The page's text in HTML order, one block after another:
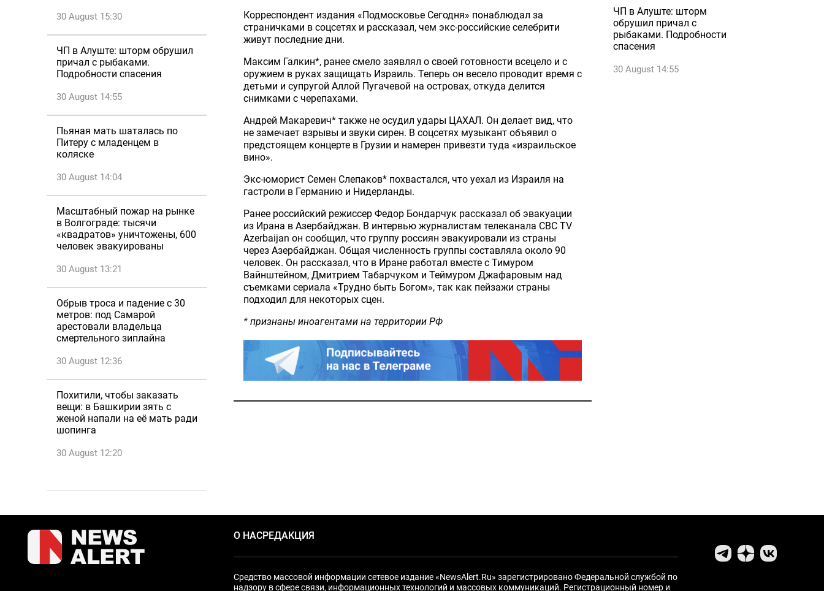
30 August 15:30
ЧП в Алуште: шторм обрушил
причал с рыбаками.
Подробности спасения
30 August 14:55
Пьяная мать шаталась по
Питеру с младенцем в
коляске
30 August 14:04
Масштабный пожар на рынке
в Волгограде: тысячи
«квадратов» уничтожены, 600
человек эвакуированы
30 August 13:21
Обрыв троса и падение с 30
метров: под Самарой
арестовали владельца
смертельного зиплайна
30 August 12:36
Похитили, чтобы заказать
вещи: в Башкирии зять с
женой напали на её мать ради
шопинга
30 August 12:20
Корреспондент издания «Подмосковье Сегодня» понаблюдал за
страничками в соцсетях и рассказал, чем экс-российские селебрити
живут последние дни.
Максим Галкин*, ранее смело заявлял о своей готовности всецело и с
оружием в руках защищать Израиль. Теперь он весело проводит время с
детьми и супругой Аллой Пугачевой на островах, откуда делится
снимками с черепахами.
Андрей Макаревич* также не осудил удары ЦАХАЛ. Он делает вид, что
не замечает взрывы и звуки сирен. В соцсетях музыкант объявил о
предстоящем концерте в Грузии и намерен привезти туда «израильское
вино».
Экс-юморист Семен Слепаков* похвастался, что уехал из Израиля на
гастроли в Германию и Нидерланды.
Ранее российский режиссер Федор Бондарчук рассказал об эвакуации
из Ирана в Азербайджан. В интервью журналистам телеканала CBC TV
Azerbaijan он сообщил, что группу россиян эвакуировали из страны
через Азербайджан. Общая численность группы составляла около 90
человек. Он рассказал, что в Иране работал вместе с Тимуром
Вайнштейном, Дмитрием Табарчуком и Теймуром Джафаровым над
съемками сериала «Трудно быть Богом», так как пейзажи страны
подходил для некоторых сцен.
* признаны иноагентами на территории РФ
ЧП в Алуште: шторм
обрушил причал с
рыбаками. Подробности
спасения
30 August 14:55
О НАСРЕДАКЦИЯ
Средство массовой информации сетевое издание «NewsAlert.Ru» зарегистрировано Федеральной службой по
надзору в сфере связи, информационных технологий и массовых коммуникаций. Регистрационный номер и